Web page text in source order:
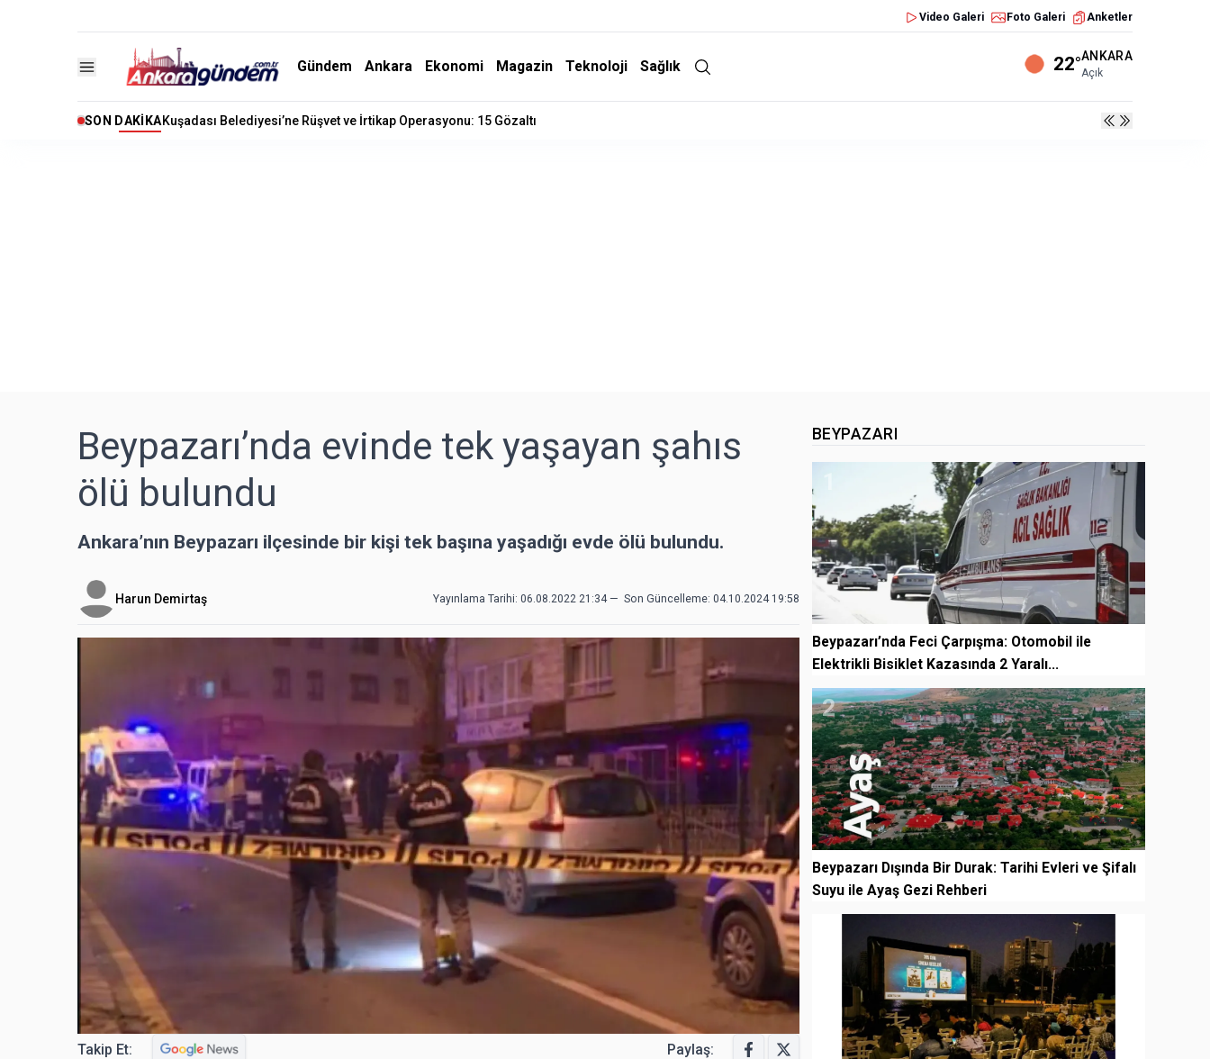
Video Galeri Foto Galeri Anketler
Gündem Ankara Ekonomi Magazin Teknoloji Sağlık 22°ANKARA
Açık
SON DAKIKAKuşadası Belediyesi’ne Rüşvet ve İrtikap Operasyonu: 15 Gözaltı
Beypazarı’nda evinde tek yaşayan şahıs
ölü bulundu
Ankara’nın Beypazarı ilçesinde bir kişi tek başına yaşadığı evde ölü bulundu.
Harun Demirtaş Yayınlama Tarihi: 06.08.2022 21:34 — Son Güncelleme: 04.10.2024 19:58
Takip Et: Paylaş:
BEYPAZARI
Beypazarı’nda Feci Çarpışma: Otomobil ile
Elektrikli Bisiklet Kazasında 2 Yaralı...
2
Beypazarı Dışında Bir Durak: Tarihi Evleri ve Şifalı
Suyu ile Ayaş Gezi Rehberi